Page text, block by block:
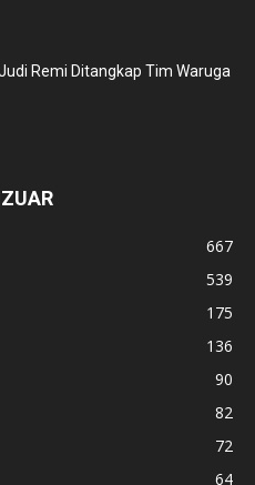
Remi Ditangkap Tim Waruga
667
539
175
136
90
82
72
64